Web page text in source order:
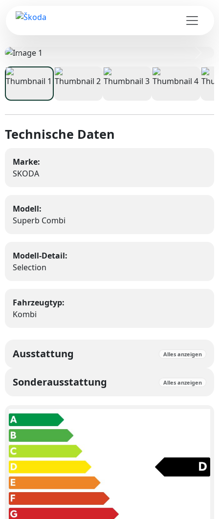
Zurück
Technische Daten
Marke:
SKODA
Modell:
Superb Combi
Modell-Detail:
Selection
Fahrzeugtyp:
Kombi
Ausstattung Alles anzeigen
Sonderausstattung Alles anzeigen